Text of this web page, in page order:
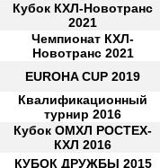
Кубок КХЛ-Новотранс
2021
Чемпионат КХЛ-
Новотранс 2021
EUROHA CUP 2019
Квалификационный
турнир 2016
Кубок ОМХЛ РОСТЕХ-
КХЛ 2016
КУБОК ДРУЖБЫ 2015